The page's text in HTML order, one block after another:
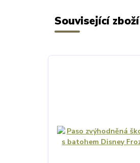
Související zboží